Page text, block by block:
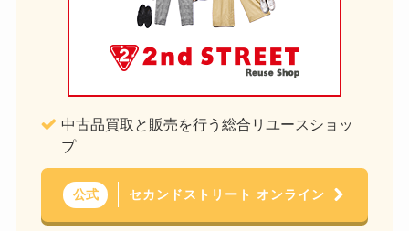
中古品買取と販売を行う総合リユースショッ
プ
公式 セカンドストリート オンライン